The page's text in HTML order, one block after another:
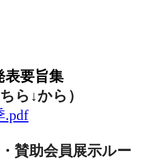
表要旨集
ら↓から ）
.pdf
賛助会員展示ルー